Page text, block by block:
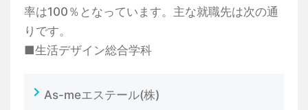
率は100％となっています。主な就職先は次の通
りです。
■生活デザイン総合学科
As-meエステール(株)